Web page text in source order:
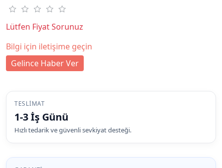
Lütfen Fiyat Sorunuz
Bilgi için iletişime geçin
Gelince Haber Ver
TESLIMAT
1-3 İş Günü
Hızlı tedarik ve güvenli sevkiyat desteği.